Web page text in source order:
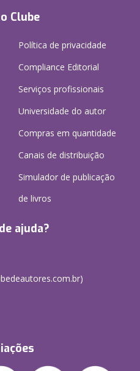
Clube
Política de privacidade
Compliance Editorial
Serviços profissionais
Universidade do autor
Compras em quantidade
Canais de distribuição
Simulador de publicação
de livros
ajuda?